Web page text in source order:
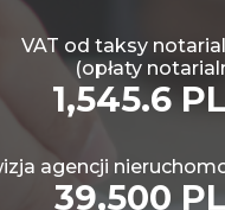
VAT od taksy
(opłaty
1,545.6
agencji
39,500